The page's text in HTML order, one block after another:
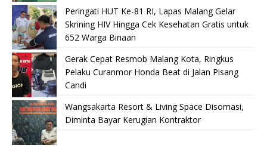
Peringati HUT Ke-81 RI, Lapas Malang Gelar
Skrining HIV Hingga Cek Kesehatan Gratis untuk
652 Warga Binaan
Gerak Cepat Resmob Malang Kota, Ringkus
Pelaku Curanmor Honda Beat di Jalan Pisang
Candi
Wangsakarta Resort & Living Space Disomasi,
Diminta Bayar Kerugian Kontraktor